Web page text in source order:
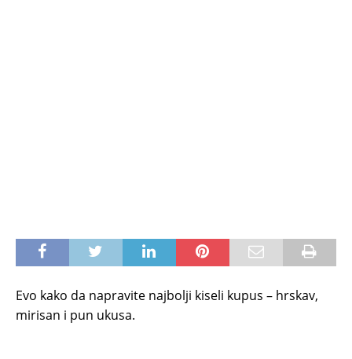
Evo kako da napravite najbolji kiseli kupus – hrskav,
mirisan i pun ukusa.